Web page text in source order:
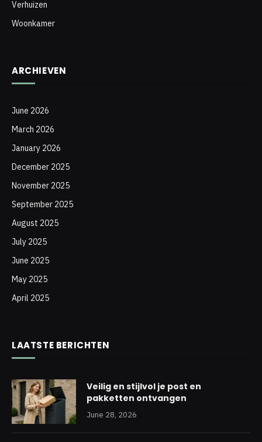
en spiegels op maat
deurspiegel?
Een deurspiegel is een slimme keuze voor iedereen die
Door een spiegel op de deur te plaatsen, bespaar je
kostbare vloerruimte, wat vooral handig is in kleinere
kamers zoals slaapkamers en
hallen.Deurspiegels
van top tot teen te bekijken zonder dat je extra
eenvoudiger om outfits samen te stellen en je klaar te
maken voor de dag.
Bovendien zorgen deurspiegels ervoor dat een ruimte
lichter en ruimtelijker aanvoelt, wat bijdraagt aan een
spiegel met een decoratieve lijst voor een klassieke
touch, deurspiegels passen naadloos in elk interieur. Ze
oplossing voor dagelijks gebruik.
Deurspiegels voor kleine ruimtes